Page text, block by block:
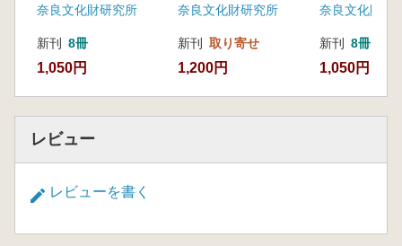
奈良文化財研究所
新刊 8冊
1,050円
奈良文化財研究所
新刊 取り寄せ
1,200円
奈良文化財研
新刊 8冊
1,050円
レビュー
レビューを書く